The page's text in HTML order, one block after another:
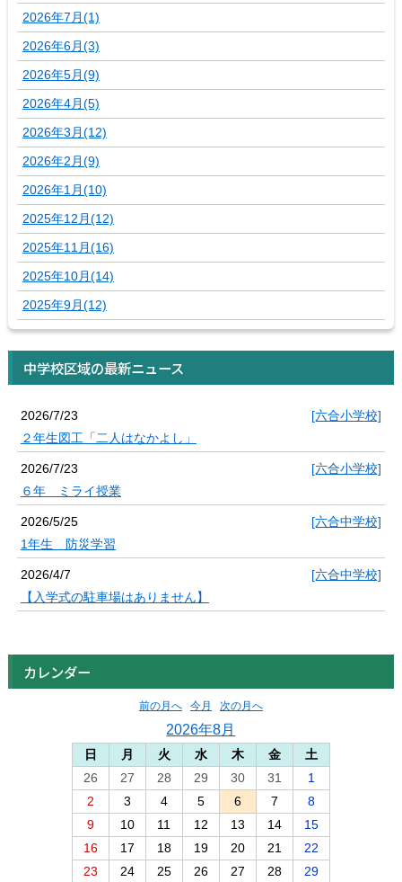
2026年7月(1)
2026年6月(3)
2026年5月(9)
2026年4月(5)
2026年3月(12)
2026年2月(9)
2026年1月(10)
2025年12月(12)
2025年11月(16)
2025年10月(14)
2025年9月(12)
中学校区域の最新ニュース
2026/7/23
[六合小学校]
２年生図工「二人はなかよし」
2026/7/23
[六合小学校]
６年 ミライ授業
2026/5/25
[六合中学校]
1年生 防災学習
2026/4/7
[六合中学校]
【入学式の駐車場はありません】
カレンダー
前の月へ 今月 次の月へ
2026年8月
日 月 火 水 木 金
土
26
27 28 29 30 31
1
2
3 4 5 6 7
8
9
10 11 12 13 14
15
16
17 18 19 20 21
22
23
24 25 26 27 28 29